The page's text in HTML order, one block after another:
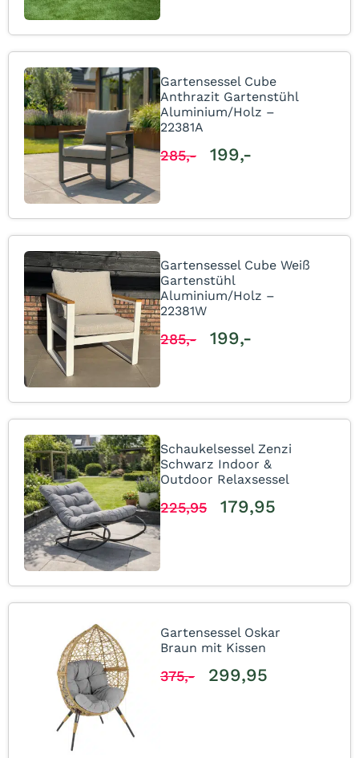
Gartensessel Cube
Anthrazit Gartenstühl
Aluminium/Holz –
22381A
285,- 199,-
Gartensessel Cube Weiß
Gartenstühl
Aluminium/Holz –
22381W
285,- 199,-
Schaukelsessel Zenzi
Schwarz Indoor &
Outdoor Relaxsessel
225,95 179,95
Gartensessel Oskar
Braun mit Kissen
375,- 299,95